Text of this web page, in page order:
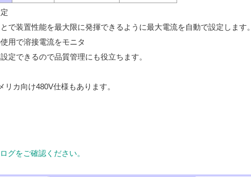
で装置性能を最大限に発揮できるように最大電流を自動で設定します。
用で溶接電流をモニタ
定できるので品質管理にも役立ちます。
カ向け480V仕様もあります。
グをご確認ください。